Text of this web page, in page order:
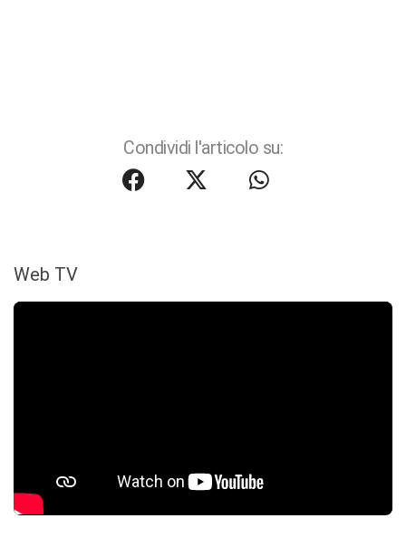
Condividi l'articolo su:
Web TV